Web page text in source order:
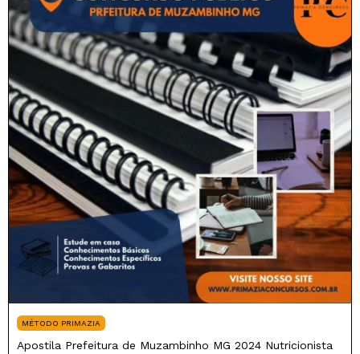
MÉTODO PRIMAZIA
Apostila Prefeitura de Muzambinho MG 2024 Nutricionista